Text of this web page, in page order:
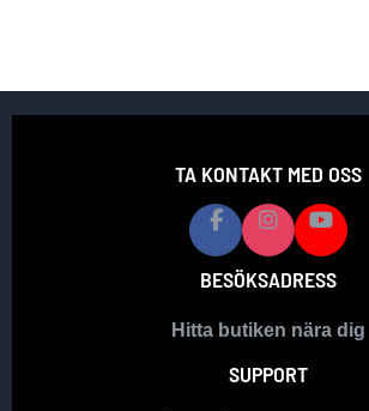
TA KONTAKT MED OSS
BESÖKSADRESS
Hitta butiken nära dig
SUPPORT